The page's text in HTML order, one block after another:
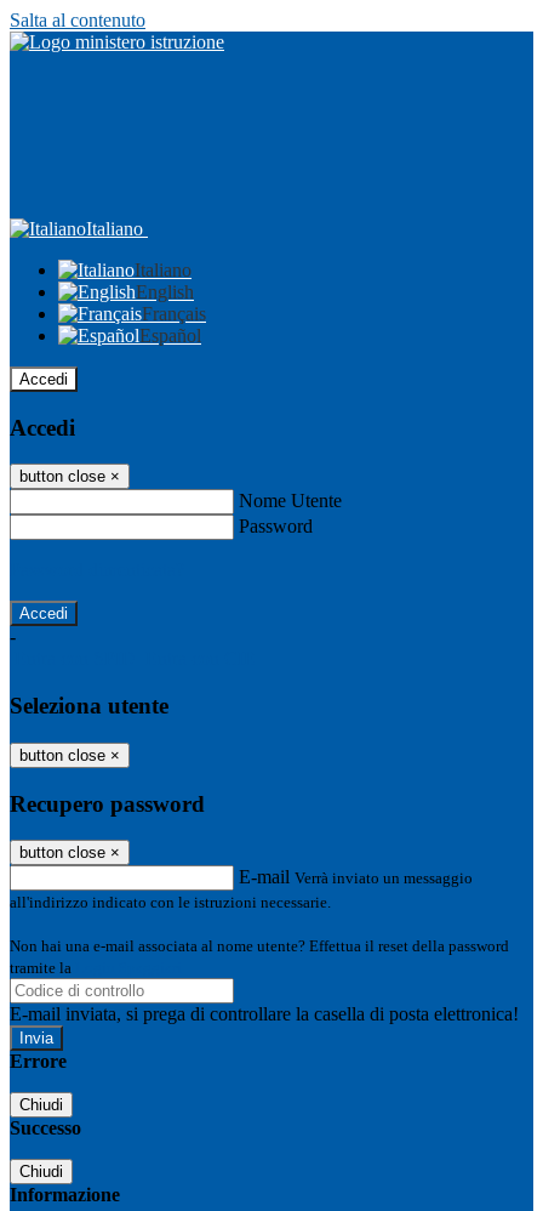
Salta al contenuto
Italiano
Italiano
English
Français
Español
Accedi
Accedi
button close ×
Nome Utente
Password
-
Seleziona utente
button close ×
Recupero password
button close ×
E-mail Verrà inviato un messaggio
all'indirizzo indicato con le istruzioni necessarie.
Non hai una e-mail associata al nome utente? Effettua il reset della password
tramite la
E-mail inviata, si prega di controllare la casella di posta elettronica!
Errore
Chiudi
Successo
Chiudi
Informazione